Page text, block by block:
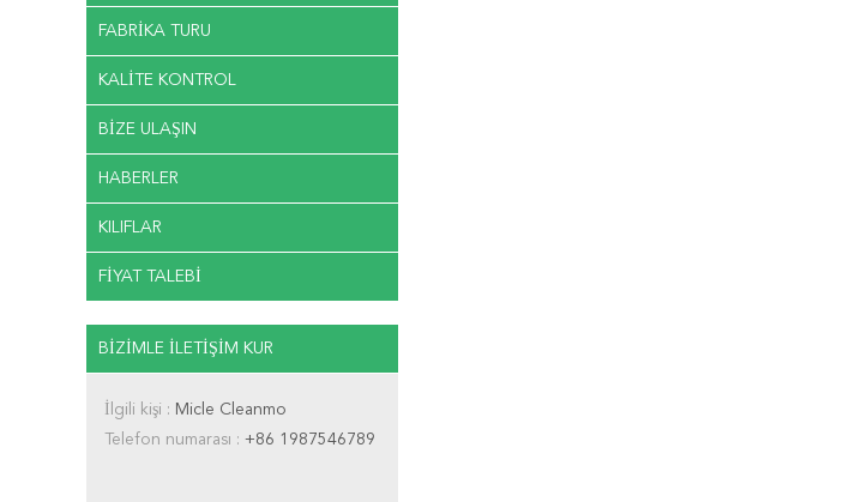
FABRIKA TURU
KALITE KONTROL
BIZE ULAŞIN
HABERLER
KILIFLAR
FIYAT TALEBI
BIZIMLE ILETIŞIM KUR
İlgili kişi : Micle Cleanmo
Telefon numarası : +86 1987546789